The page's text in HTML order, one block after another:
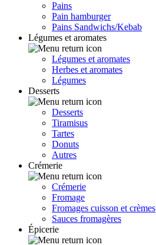
Pains
Pain hamburger
Pains Sandwichs/Kebab
Légumes et aromates
Légumes et aromates
Herbes et aromates
Légumes
Desserts
Desserts
Tiramisus
Tartes
Donuts
Autres
Crémerie
Crémerie
Fromage
Fromages cuisson et crèmes
Sauces fromagères
Épicerie